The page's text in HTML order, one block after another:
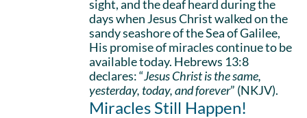
sight, and the deaf heard during the
days when Jesus Christ walked on the
sandy seashore of the Sea of Galilee,
His promise of miracles continue to be
available today. Hebrews 13:8
declares: “Jesus Christ is the same,
yesterday, today, and forever” (NKJV).
Miracles Still Happen!